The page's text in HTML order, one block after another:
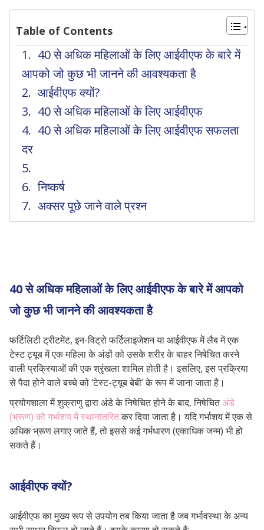
Table of Contents
40 से अधिक महिलाओं के लिए आईवीएफ के बारे में
आपको जो कुछ भी जानने की आवश्यकता है
आईवीएफ क्यों?
40 से अधिक महिलाओं के लिए आईवीएफ
40 से अधिक महिलाओं के लिए आईवीएफ सफलता
दर
निष्कर्ष
अक्सर पूछे जाने वाले प्रश्न
40 से अधिक महिलाओं के लिए आईवीएफ के बारे में आपको
जो कुछ भी जानने की आवश्यकता है
फर्टिलिटी ट्रीटमेंट, इन-विट्रो फर्टिलाइजेशन या आईवीएफ में लैब में एक
टेस्ट ट्यूब में एक महिला के अंडों को उसके शरीर के बाहर निषेचित करने
वाली प्रक्रियाओं की एक श्रृंखला शामिल होती है। इसलिए, इस प्रक्रिया
से पैदा होने वाले बच्चे को ‘टेस्ट-ट्यूब बेबी’ के रूप में जाना जाता है।
प्रयोगशाला में शुक्राणु द्वारा अंडे के निषेचित होने के बाद, निषेचितअंडे
(भ्रूण) को गर्भाशय में स्थानांतरितकर दिया जाता है। यदि गर्भाशय में एक से
अधिक भ्रूण लगाए जाते हैं, तो इससे कई गर्भधारण (एकाधिक जन्म) भी हो
सकते हैं।
आईवीएफ क्यों?
आईवीएफ का मुख्य रूप से उपयोग तब किया जाता है जब गर्भावस्था के अन्य